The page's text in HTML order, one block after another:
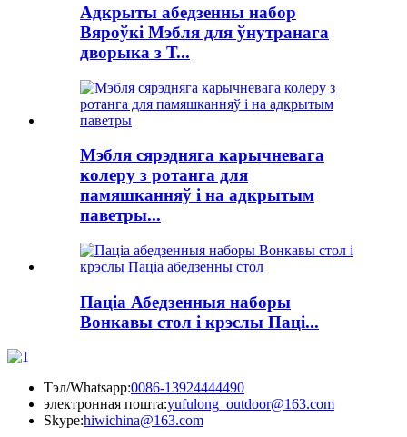
Адкрыты абедзенны набор
Вяроўкі Мэбля для ўнутранага
дворыка з Т...
Мэбля сярэдняга карычневага
колеру з ротанга для
памяшканняў і на адкрытым
паветры...
Паціа Абедзенныя наборы
Вонкавы стол і крэслы Паці...
Тэл/Whatsapp:0086-13924444490
электронная пошта:yufulong_outdoor@163.com
Skype:hiwichina@163.com